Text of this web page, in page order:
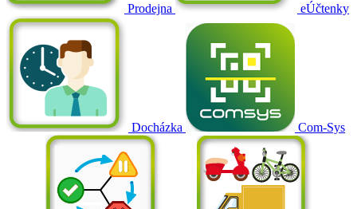
Prodejna eÚčtenky
Docházka Com-Sys